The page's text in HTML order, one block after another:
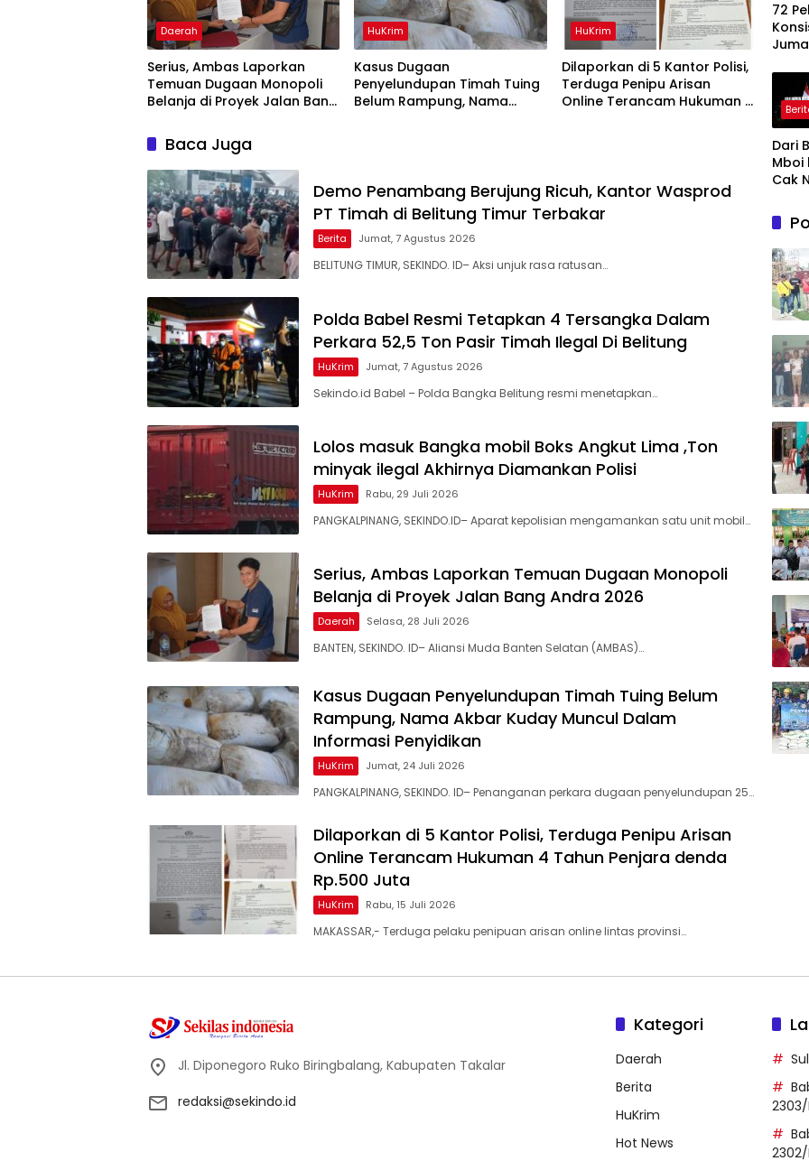
Daerah
Serius, Ambas Laporkan
‎Temuan Dugaan Monopoli
Belanja di Proyek Jalan Bang
HuKrim
Kasus Dugaan
Penyelundupan Timah Tuing
Belum Rampung, Nama
HuKrim
Dilaporkan di 5 Kantor Polisi,
Terduga Penipu Arisan
Online Terancam Hukuman 4
Baca Juga
Demo Penambang Berujung Ricuh, Kantor Wasprod
PT Timah di Belitung Timur Terbakar
Berita Jumat, 7 Agustus 2026
BELITUNG TIMUR, SEKINDO. ID– Aksi unjuk rasa ratusan…
Polda Babel Resmi Tetapkan 4 Tersangka Dalam
Perkara 52,5 Ton Pasir Timah Ilegal Di Belitung
HuKrim Jumat, 7 Agustus 2026
Sekindo.id Babel – Polda Bangka Belitung resmi menetapkan…
Lolos masuk Bangka mobil Boks Angkut Lima ,Ton
minyak ilegal Akhirnya Diamankan Polisi
HuKrim Rabu, 29 Juli 2026
PANGKALPINANG, SEKINDO.ID– Aparat kepolisian mengamankan satu unit mobil…
Serius, Ambas Laporkan ‎Temuan Dugaan Monopoli
Belanja di Proyek Jalan Bang Andra 2026
Daerah Selasa, 28 Juli 2026
BANTEN, SEKINDO. ID– Aliansi Muda Banten Selatan (AMBAS)…
Kasus Dugaan Penyelundupan Timah Tuing Belum
Rampung, Nama Akbar Kuday Muncul Dalam
Informasi Penyidikan
HuKrim Jumat, 24 Juli 2026
PANGKALPINANG, SEKINDO. ID– Penanganan perkara dugaan penyelundupan 25…
Dilaporkan di 5 Kantor Polisi, Terduga Penipu Arisan
Online Terancam Hukuman 4 Tahun Penjara denda
Rp.500 Juta
HuKrim Rabu, 15 Juli 2026
MAKASSAR,- Terduga pelaku penipuan arisan online lintas provinsi…
72
Nyata
ASRI
Dari
Mboi
Cak
an :
&
Akal
Jl. Diponegoro Ruko Biringbalang, Kabupaten Takalar
redaksi@sekindo.id
Kategori
Daerah
Berita
HuKrim
Hot News